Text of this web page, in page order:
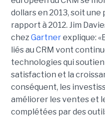
dollars en 2013, soit
rapport à 2012. Jim
chezGartnerexplique:
liés au CRM vont
technologies qui
satisfaction et la
conséquent, les
améliorer les ventes et
complétées par des